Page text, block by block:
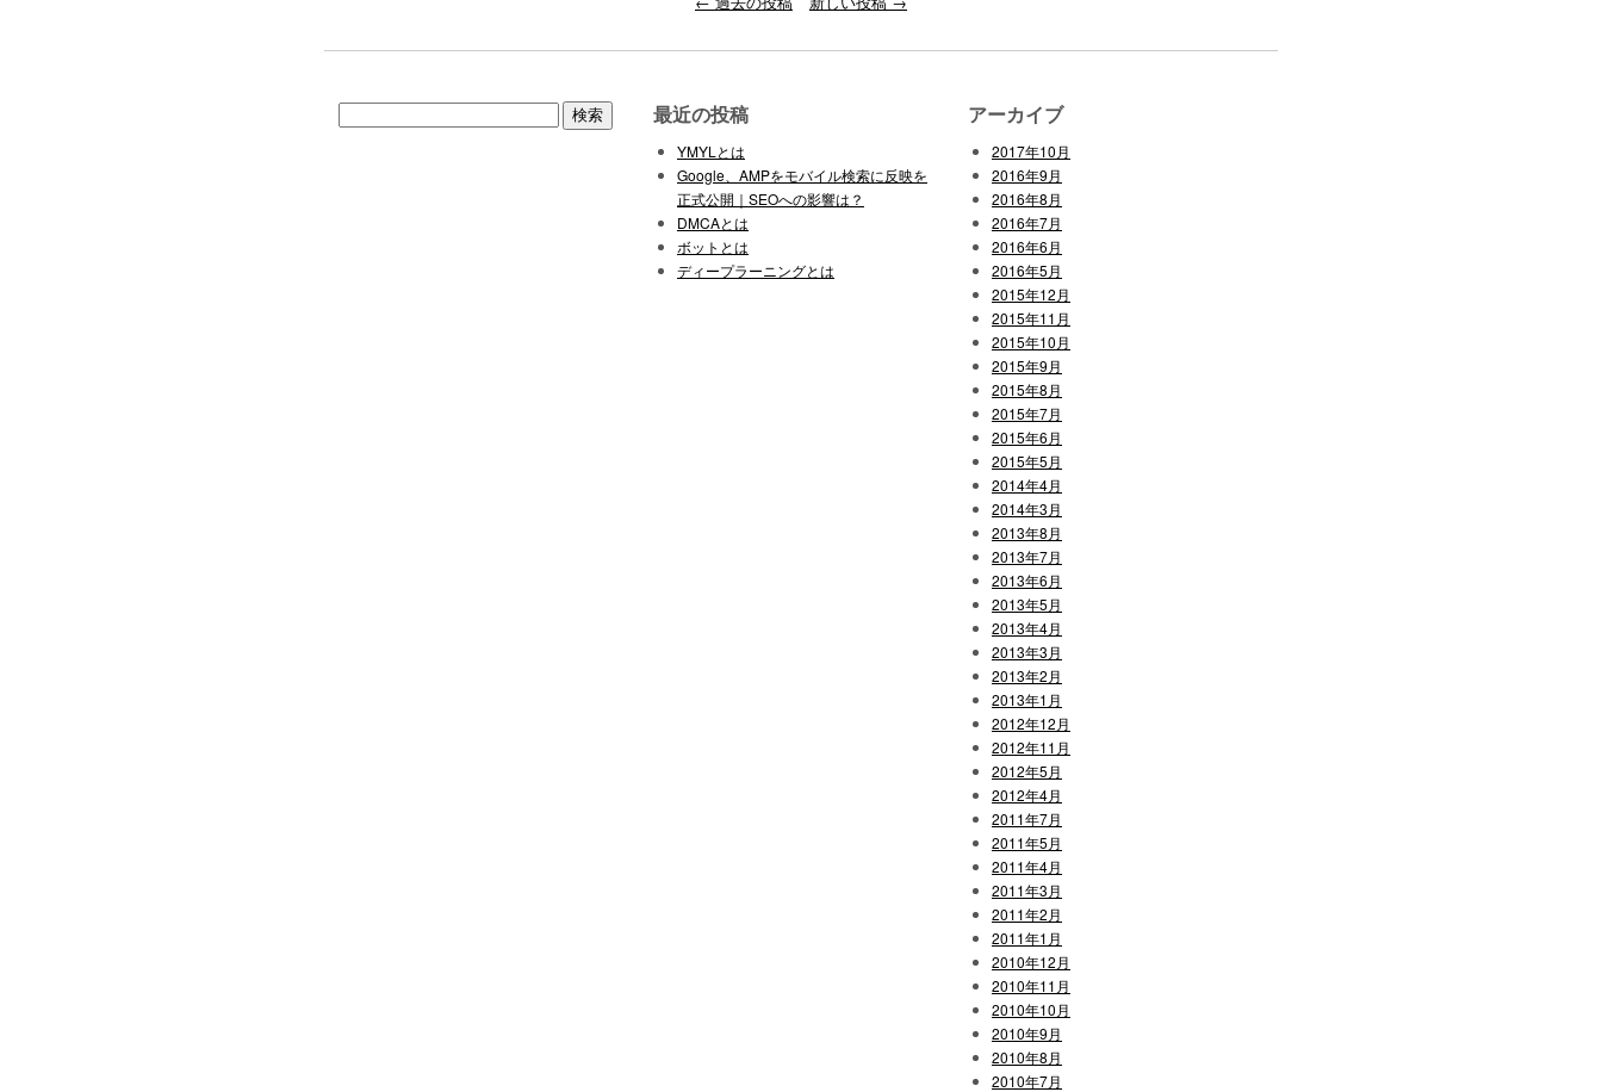
最近の投稿
YMYLとは
Google、AMPをモバイル検索に反映を
正式公開｜SEOへの影響は？
DMCAとは
ボットとは
ディープラーニングとは
アーカイブ
2017年10月
2016年9月
2016年8月
2016年7月
2016年6月
2016年5月
2015年12月
2015年11月
2015年10月
2015年9月
2015年8月
2015年7月
2015年6月
2015年5月
2014年4月
2014年3月
2013年8月
2013年7月
2013年6月
2013年5月
2013年4月
2013年3月
2013年2月
2013年1月
2012年12月
2012年11月
2012年5月
2012年4月
2011年7月
2011年5月
2011年4月
2011年3月
2011年2月
2011年1月
2010年12月
2010年11月
2010年10月
2010年9月
2010年8月
2010年7月